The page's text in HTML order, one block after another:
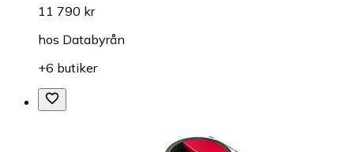
11 790 kr
hos Databyrån
+6 butiker